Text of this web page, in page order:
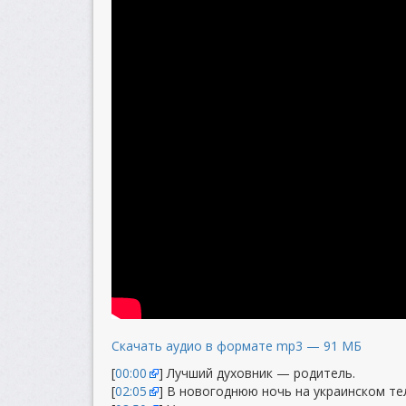
Скачать аудио в формате mp3 — 91 МБ
[00:00
] Лучший духовник — родитель.
[02:05
] В новогоднюю ночь на украинском